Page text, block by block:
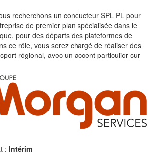
recherchons un conducteur SPL PL pour
de premier plan spécialisée dans le
pour des départs des plateformes de
ce rôle, vous serez chargé de réaliser des
régional, avec un accent particulier sur
: Intérim